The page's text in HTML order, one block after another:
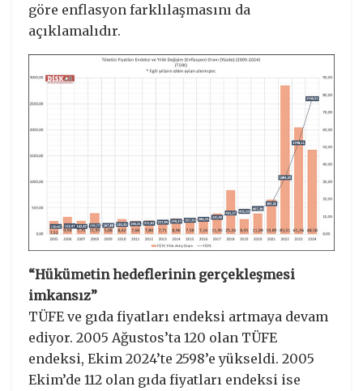
göre enflasyon farklılaşmasını da
açıklamalıdır.
“Hükümetin hedeflerinin gerçekleşmesi
imkansız”
TÜFE ve gıda fiyatları endeksi artmaya devam
ediyor. 2005 Ağustos’ta 120 olan TÜFE
endeksi, Ekim 2024’te 2598’e yükseldi. 2005
Ekim’de 112 olan gıda fiyatları endeksi ise